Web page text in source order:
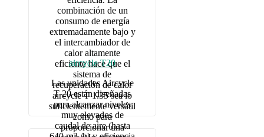
combinación de un
consumo de energía
extremadamente bajo y
el intercambiador de
calor altamente
eficiente hace que el
sistema de
recuperación de calor
aircycle T 1.35 sea lo
suficientemente versátil
como para
proporcionar una
aircycle T20
Las unidades Aircycle
T 20 están diseñadas
para alcanzar niveles
muy elevados de
caudal de aire (hasta